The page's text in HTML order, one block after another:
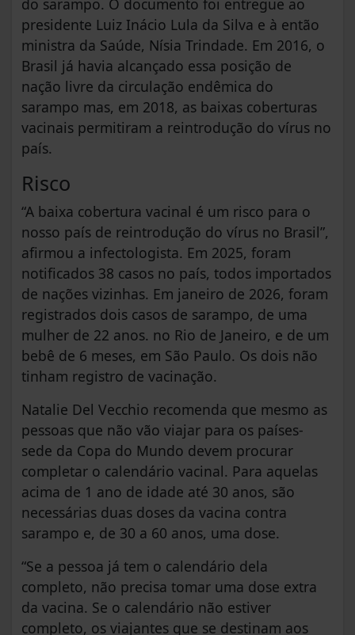
do sarampo. O documento foi entregue ao
presidente Luiz Inácio Lula da Silva e à então
ministra da Saúde, Nísia Trindade. Em 2016, o
Brasil já havia alcançado essa posição de
nação livre da circulação endêmica do
sarampo mas, em 2018, as baixas coberturas
vacinais permitiram a reintrodução do vírus no
país.
Risco
“A baixa cobertura vacinal é um risco para o
nosso país de reintrodução do vírus no Brasil”,
afirmou a infectologista. Em 2025, foram
notificados 38 casos no país, todos importados
de nações vizinhas. Em janeiro de 2026, foram
registrados dois casos de sarampo, de uma
mulher de 22 anos. no Rio de Janeiro, e de um
bebê de 6 meses, em São Paulo. Os dois não
tinham registro de vacinação.
Natalie Del Vecchio recomenda que mesmo as
pessoas que não vão viajar para os países-
sede da Copa do Mundo devem procurar
completar o calendário vacinal. Para aquelas
acima de 1 ano de idade até 30 anos, são
necessárias duas doses da vacina contra
sarampo e, de 30 a 60 anos, uma dose.
“Se a pessoa já tem o calendário dela
completo, não precisa tomar uma dose extra
da vacina. Se o calendário não estiver
completo, os viajantes que se destinam aos